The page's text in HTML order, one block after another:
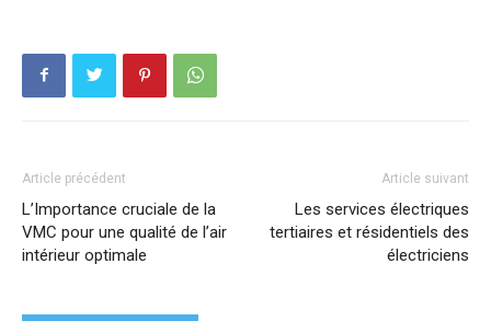
Article précédent
L’Importance cruciale de la
VMC pour une qualité de l’air
intérieur optimale
Article suivant
Les services électriques
tertiaires et résidentiels des
électriciens